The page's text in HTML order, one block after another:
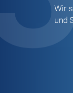
Wir
und